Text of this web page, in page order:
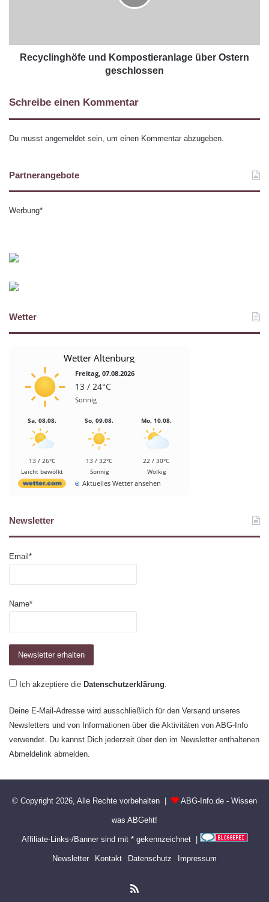
Recyclinghöfe und Kompostieranlage über Ostern
geschlossen
Schreibe einen Kommentar
Du musst angemeldet sein, um einen Kommentar abzugeben.
Partnerangebote
Werbung*
Wetter
Wetter Altenburg
Freitag, 07.08.2026
13 / 24°C
Sonnig
Sa, 08.08.
13 / 26°C
Leicht bewölkt
So, 09.08.
13 / 32°C
Sonnig
Mo, 10.08.
22 / 30°C
Wolkig
Aktuelles Wetter ansehen
Newsletter
Email*
Name*
Ich akzeptiere die Datenschutzerklärung
Deine E-Mail-Adresse wird ausschließlich für den Versand unseres
Newsletters und von Informationen über die Aktivitäten von ABG-Info
verwendet. Du kannst Dich jederzeit über den im Newsletter enthaltenen
Abmeldelink abmelden.
© Copyright 2026, Alle Rechte vorbehalten | ABG-Info.de - Wissen
was ABGeht!
Affiliate-Links-/Banner sind mit * gekennzeichnet |
Newsletter Kontakt Datenschutz Impressum